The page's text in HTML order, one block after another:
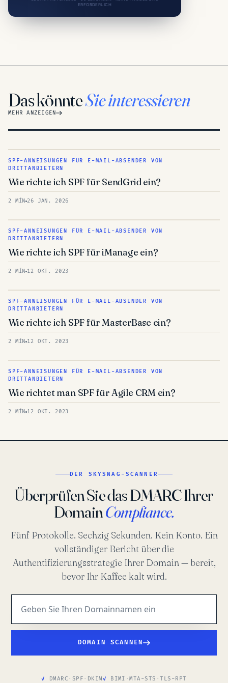
ERFORDERLICH
Das könnteSie interessieren
MEHR ANZEIGEN
SPF-ANWEISUNGEN FÜR E-MAIL-ABSENDER VON
DRITTANBIETERN
Wie richte ich SPF für SendGrid ein?
2 MÍN 26 JAN. 2026
SPF-ANWEISUNGEN FÜR E-MAIL-ABSENDER VON
DRITTANBIETERN
Wie richte ich SPF für iManage ein?
2 MÍN 12 OKT. 2023
SPF-ANWEISUNGEN FÜR E-MAIL-ABSENDER VON
DRITTANBIETERN
Wie richte ich SPF für MasterBase ein?
2 MÍN 12 OKT. 2023
SPF-ANWEISUNGEN FÜR E-MAIL-ABSENDER VON
DRITTANBIETERN
Wie richtet man SPF für Agile CRM ein?
2 MÍN 12 OKT. 2023
DER SKYSNAG-SCANNER
Überprüfen Sie das DMARC Ihrer
DomainCompliance.
Fünf Protokolle. Sechzig Sekunden. Kein Konto. Ein
vollständiger Bericht über die
Authentifizierungsstrategie Ihrer Domain — bereit,
bevor Ihr Kaffee kalt wird.
DOMAIN SCANNEN
DMARC · SPF · DKIM BIMI ·MTA-STS ·TLS-RPT